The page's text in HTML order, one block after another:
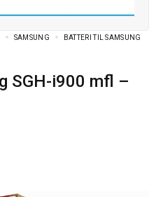
SAMSUNG
BATTERI TIL SAMSUNG